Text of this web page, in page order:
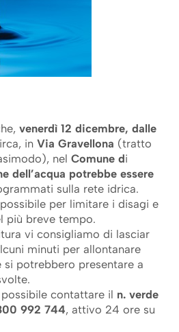
venerdì 12 dicembre, dalle
in Via Gravellona (tratto
nel Comune di
dell’acqua potrebbe essere
sulla rete idrica.
per limitare i disagi e
più breve tempo.
vi consigliamo di lasciar
minuti per allontanare
potrebbero presentare a
contattare il n. verde
992 744, attivo 24 ore su